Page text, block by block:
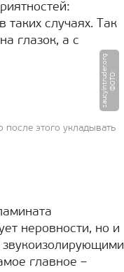
случаях. Так
глазок, а с
Ф
О
Т
О
:
s
a
u
c
yi
n
t
r
u
d
e
r.
o
r
g
этого укладывать
неровности, но и
главное –